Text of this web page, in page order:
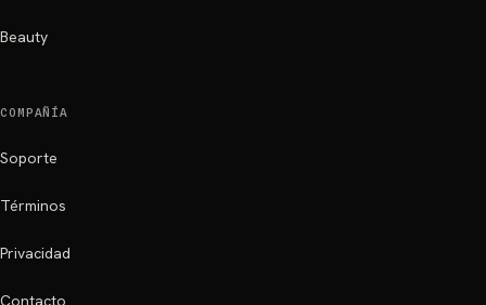
Beauty
COMPAÑÍA
Soporte
Términos
Privacidad
Contacto